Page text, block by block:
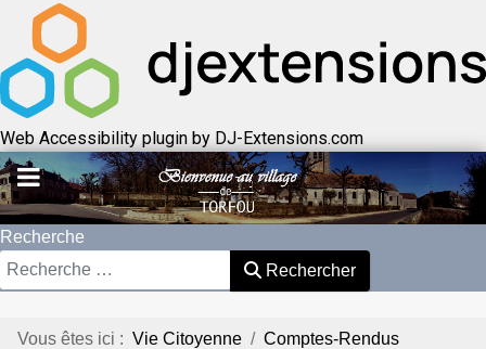
Web Accessibility plugin by DJ-Extensions.com
Recherche
Rechercher
Vous êtes ici : Vie Citoyenne
Comptes-Rendus